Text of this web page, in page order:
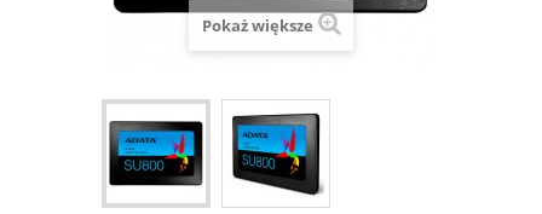
Pokaż większe